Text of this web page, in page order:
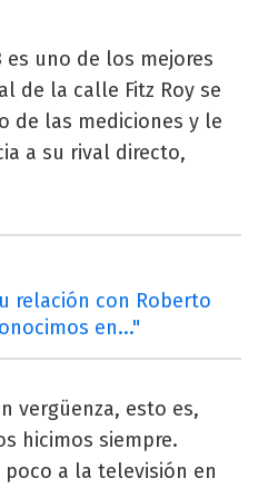
es uno de los mejores
de la calle Fitz Roy se
de las mediciones y le
a su rival directo,
relación con Roberto
en..."
vergüenza, esto es,
hicimos siempre.
a la televisión en